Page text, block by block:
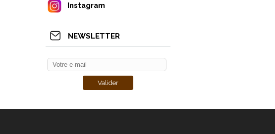
Instagram
NEWSLETTER